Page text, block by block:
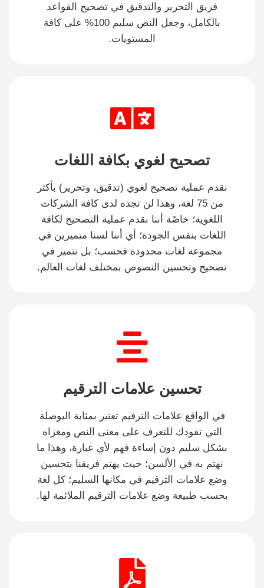
فريق التحرير والتدقيق في تصحيح القواعد
بالكامل، وجعل النص سليم 100% على كافة
المستويات.
تصحيح لغوي بكافة اللغات
نقدم عملية تصحيح لغوي (تدقيق، وتحرير) بأكثر
من 75 لغة، وهذا لن تجده لدى كافة الشركات
اللغوية؛ خاصًة أننا نقدم عملية التصحيح لكافة
اللغات بنفس الجودة؛ أي أننا لسنا متميزين في
مجموعة لغات محدودة فحسب؛ بل نتميز في
تصحيح وتحسين النصوص بمختلف لغات العالم.
تحسين علامات الترقيم
في الواقع علامات الترقيم تعتبر بمثابة البوصلة
التي تقودك للتعرف على معنى النص ومغزاه
بشكل سليم دون إساءة فهم لأي عبارة، وهذا ما
نهتم به في الألسن؛ حيث يهتم فريقنا بتحسين
وضع علامات الترقيم في مكانها السليم؛ كل لغة
بحسب طبيعة وضع علامات الترقيم الملائمة لها.